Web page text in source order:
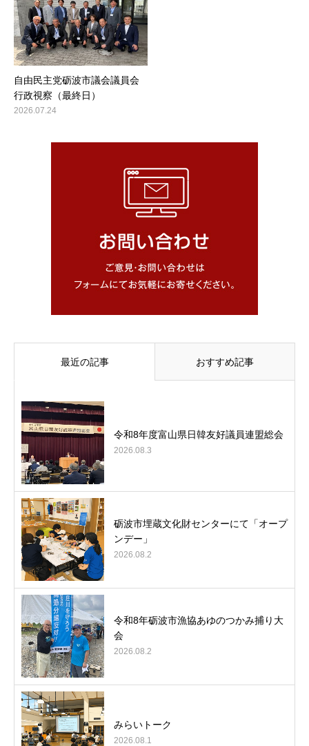
自由民主党砺波市議会議員会
行政視察（最終日）
2026.07.24
最近の記事 おすすめ記事
令和8年度富山県日韓友好議員連盟総会
2026.08.3
砺波市埋蔵文化財センターにて「オープ
ンデー」
2026.08.2
令和8年砺波市漁協あゆのつかみ捕り大
会
2026.08.2
みらいトーク
2026.08.1